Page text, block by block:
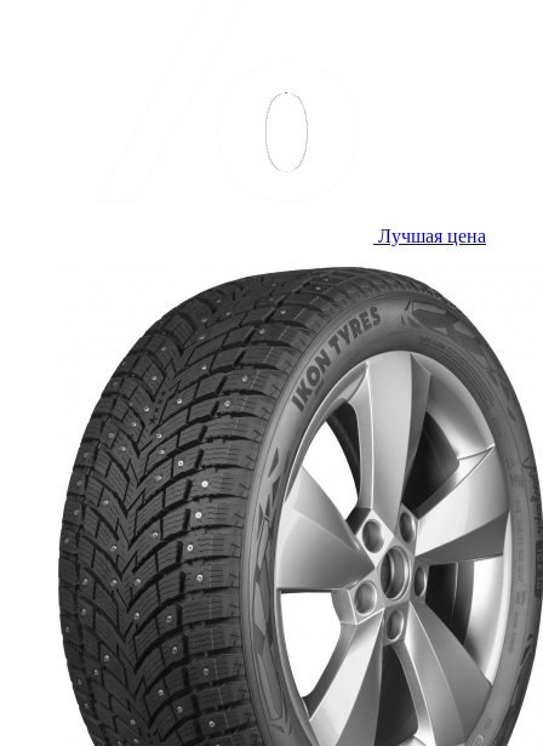
Лучшая цена